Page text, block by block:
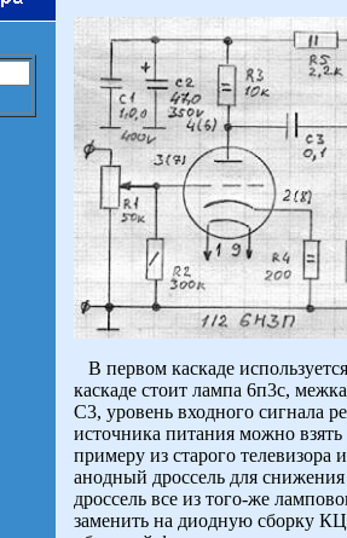
В первом каскаде
каскаде стоит лампа 6п3с,
С3, уровень входного сигнала
источника питания можно
примеру из старого
анодный дроссель для
дроссель все из того-же
заменить на диодную сборку